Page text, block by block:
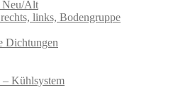
Neu/Alt
links, Bodengruppe
Dichtungen
– Kühlsystem